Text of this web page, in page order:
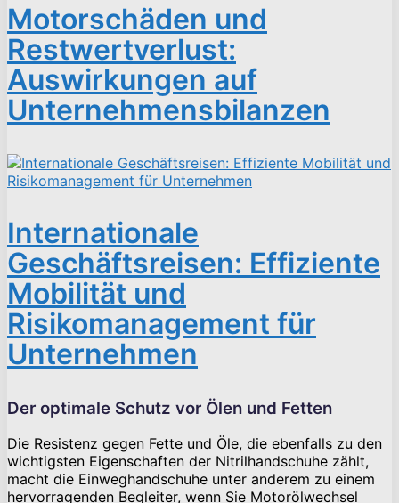
Motorschäden und
Restwertverlust:
Auswirkungen auf
Unternehmensbilanzen
Internationale
Geschäftsreisen: Effiziente
Mobilität und
Risikomanagement für
Unternehmen
Der optimale Schutz vor Ölen und Fetten
Die Resistenz gegen Fette und Öle, die ebenfalls zu den
wichtigsten Eigenschaften der Nitrilhandschuhe zählt,
macht die Einweghandschuhe unter anderem zu einem
hervorragenden Begleiter, wenn Sie Motorölwechsel